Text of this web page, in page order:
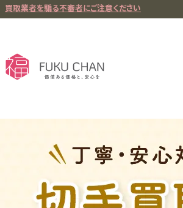
買取業者を騙る不審者にご注意ください